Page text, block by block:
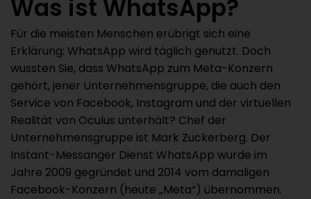
Was ist WhatsApp?
Für die meisten Menschen erübrigt sich eine
Erklärung: WhatsApp wird täglich genutzt. Doch
wussten Sie, dass WhatsApp zum Meta-Konzern
gehört, jener Unternehmensgruppe, die auch den
Service von Facebook, Instagram und der virtuellen
Realität von Oculus unterhält? Chef der
Unternehmensgruppe ist Mark Zuckerberg. Der
Instant-Messanger Dienst WhatsApp wurde im
Jahre 2009 gegründet und 2014 vom damaligen
Facebook-Konzern (heute „Meta“) übernommen.